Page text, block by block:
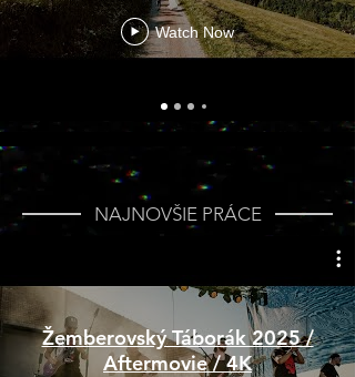
Watch Now
NAJNOVŠIE PRÁCE
Žemberovský Táborák 2025 /
Aftermovie / 4K